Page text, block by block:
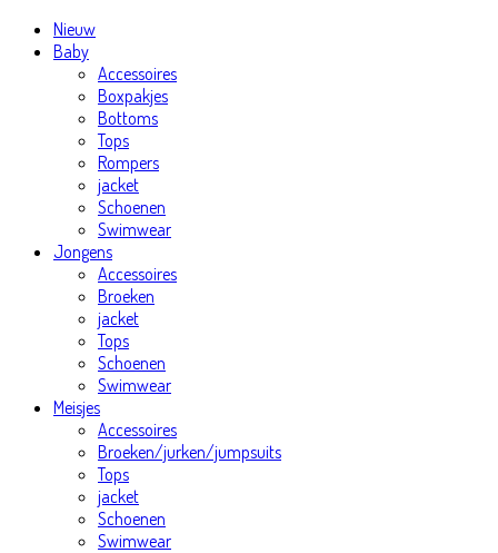
Nieuw
Baby
Accessoires
Boxpakjes
Bottoms
Tops
Rompers
jacket
Schoenen
Swimwear
Jongens
Accessoires
Broeken
jacket
Tops
Schoenen
Swimwear
Meisjes
Accessoires
Broeken/jurken/jumpsuits
Tops
jacket
Schoenen
Swimwear